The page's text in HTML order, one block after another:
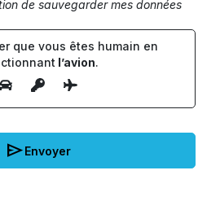
de sauvegarder mes données
que vous êtes humain en
l’avion.
sendEnvoyer